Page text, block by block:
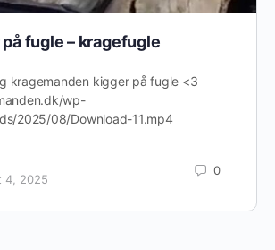
fugle – kragefugle
kragemanden kigger på fugle <3
wp-
2025/08/Download-11.mp4
4, 2025
0